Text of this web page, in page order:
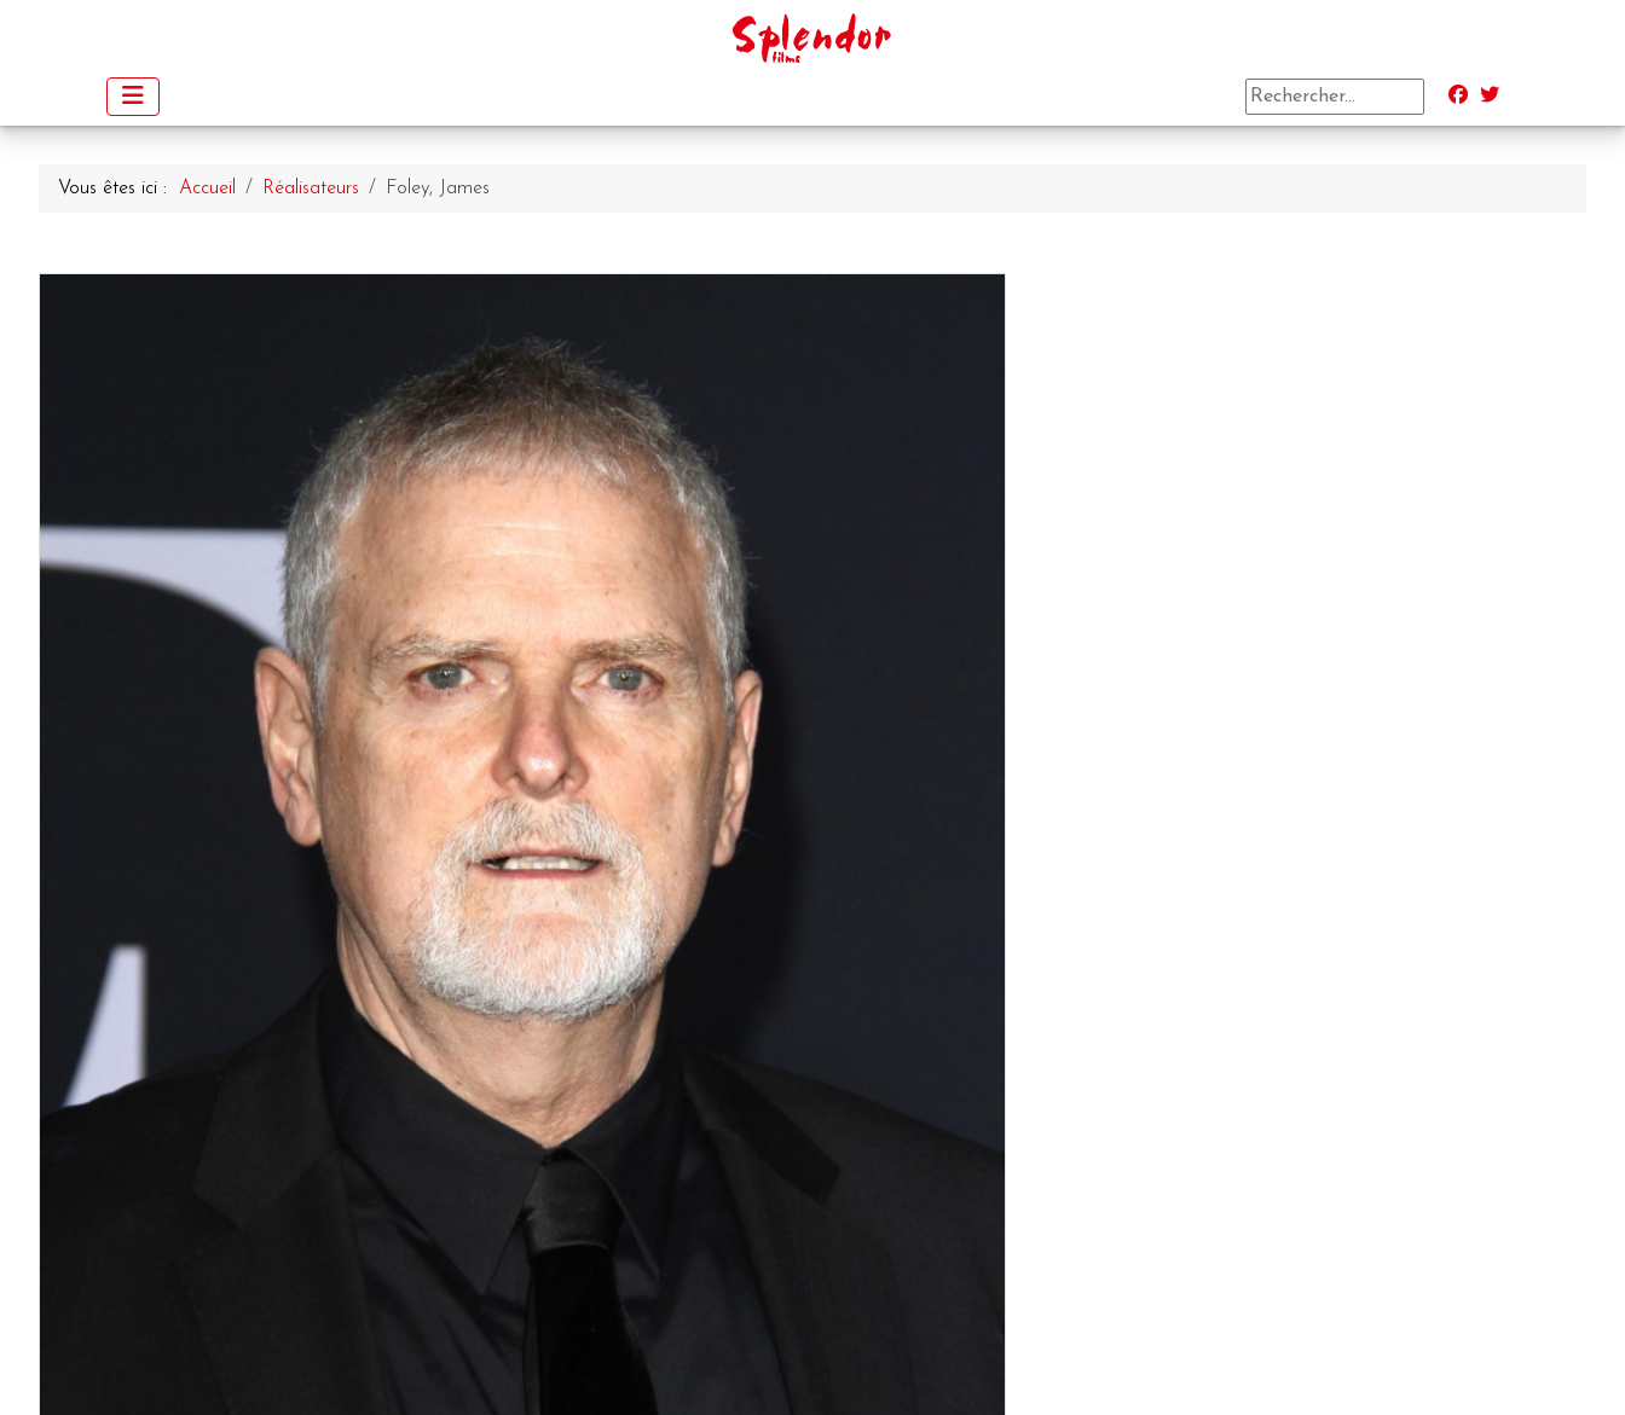
Vous êtes ici : Accueil Réalisateurs Foley, James